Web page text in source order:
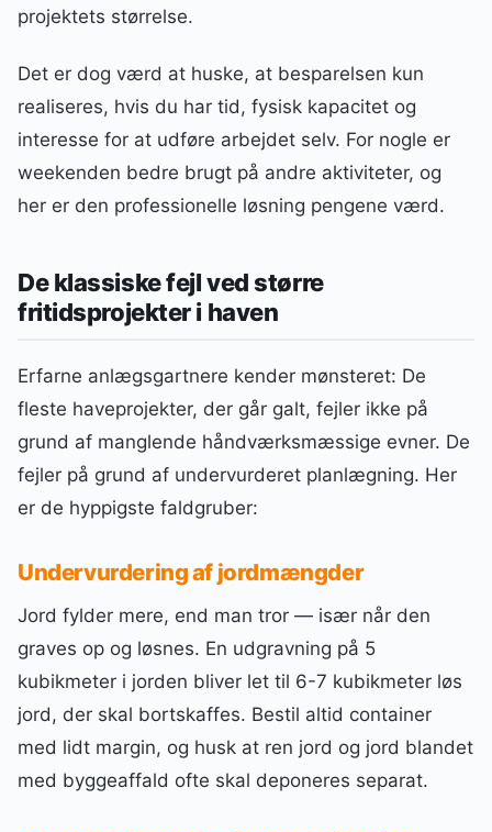
projektets størrelse.
Det er dog værd at huske, at besparelsen kun
realiseres, hvis du har tid, fysisk kapacitet og
interesse for at udføre arbejdet selv. For nogle er
weekenden bedre brugt på andre aktiviteter, og
her er den professionelle løsning pengene værd.
De klassiske fejl ved større
fritidsprojekter i haven
Erfarne anlægsgartnere kender mønsteret: De
fleste haveprojekter, der går galt, fejler ikke på
grund af manglende håndværksmæssige evner. De
fejler på grund af undervurderet planlægning. Her
er de hyppigste faldgruber:
Undervurdering af jordmængder
Jord fylder mere, end man tror — især når den
graves op og løsnes. En udgravning på 5
kubikmeter i jorden bliver let til 6-7 kubikmeter løs
jord, der skal bortskaffes. Bestil altid container
med lidt margin, og husk at ren jord og jord blandet
med byggeaffald ofte skal deponeres separat.